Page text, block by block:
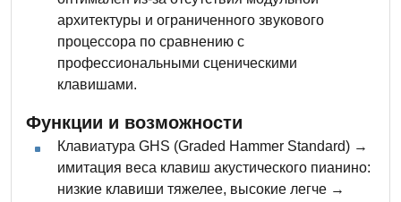
архитектуры и ограниченного звукового
процессора по сравнению с
профессиональными сценическими
клавишами.
Функции и возможности
Клавиатура GHS (Graded Hammer Standard) →
имитация веса клавиш акустического пианино:
низкие клавиши тяжелее, высокие легче →